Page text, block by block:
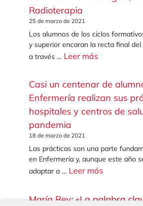
Radioterapia
25 de marzo de 2021
Los alumnos de los ciclos
y superior encaran la recta final
a través … Leer más
Casi un centenar de
Enfermería realizan sus
hospitales y centros de
pandemia
18 de marzo de 2021
Las prácticas son una parte
en Enfermería y, aunque este año
adaptar a … Leer más
María Rey: «La palabra